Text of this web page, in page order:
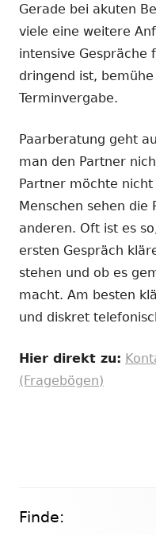
Gerade bei akuten
viele eine weitere
intensive Gespräche
dringend ist,
Terminvergabe.
Paarberatung geht
man den Partner
Partner möchte
Menschen sehen die
anderen. Oft ist es
ersten Gespräch
stehen und ob es
macht. Am besten
und diskret
Hier direkt zu:
(Fragebögen)
Haupt-
Finde: